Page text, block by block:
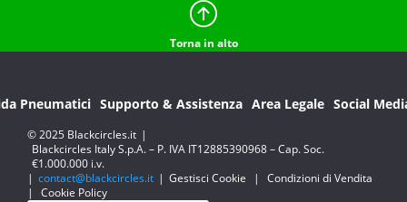
Torna in alto
Pneumatici Supporto & Assistenza Area Legale Social
© 2025 Blackcircles.it |
Blackcircles Italy S.p.A. – P. IVA IT12885390968 – Cap. Soc.
€1.000.000 i.v.
| contact@blackcircles.it | Gestisci Cookie |
Condizioni di Vendita
|
Cookie Policy